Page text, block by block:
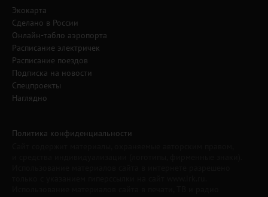
Экокарта
Сделано в России
Онлайн-табло аэропорта
Расписание электричек
Расписание поездов
Подписка на новости
Спецпроекты
Наглядно
Политика конфиденциальности